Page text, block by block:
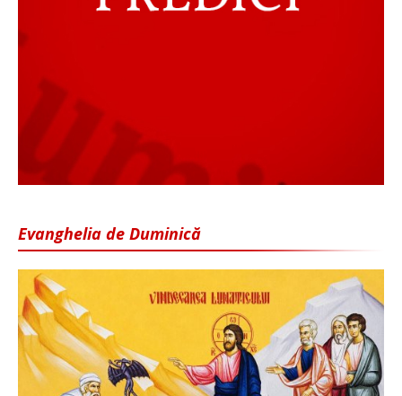
Evanghelia de Duminică